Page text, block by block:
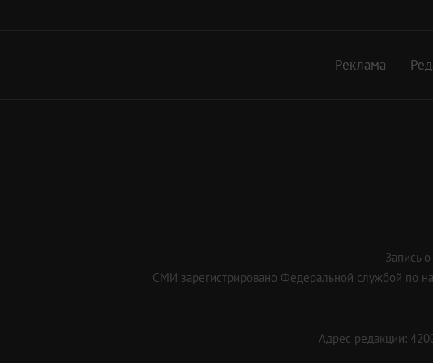
Реклама
Запись
СМИ зарегистрировано Федеральной службой по
Адрес редакции: